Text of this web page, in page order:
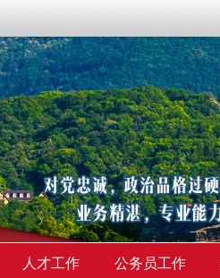
人才工作 公务员工作